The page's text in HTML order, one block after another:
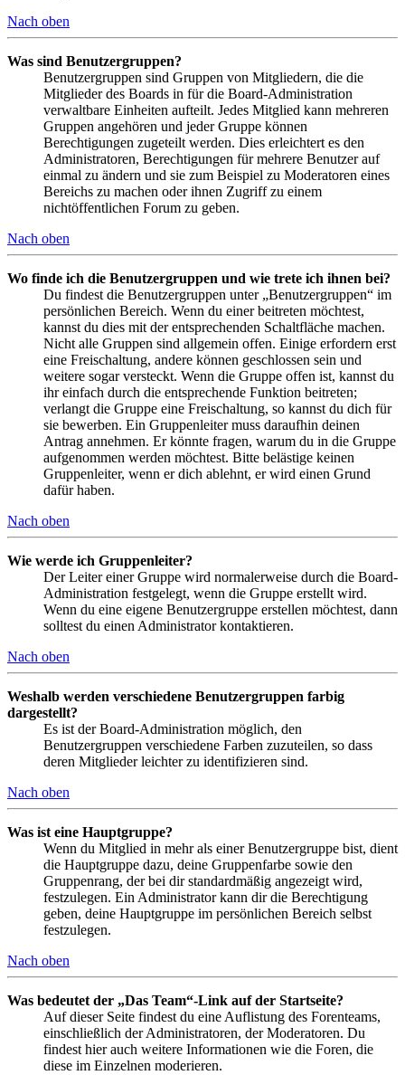
Nach oben
Was sind Benutzergruppen?
Benutzergruppen sind Gruppen von Mitgliedern, die die
Mitglieder des Boards in für die Board-Administration
verwaltbare Einheiten aufteilt. Jedes Mitglied kann mehreren
Gruppen angehören und jeder Gruppe können
Berechtigungen zugeteilt werden. Dies erleichtert es den
Administratoren, Berechtigungen für mehrere Benutzer auf
einmal zu ändern und sie zum Beispiel zu Moderatoren eines
Bereichs zu machen oder ihnen Zugriff zu einem
nichtöffentlichen Forum zu geben.
Nach oben
Wo finde ich die Benutzergruppen und wie trete ich ihnen bei?
Du findest die Benutzergruppen unter „Benutzergruppen“ im
persönlichen Bereich. Wenn du einer beitreten möchtest,
kannst du dies mit der entsprechenden Schaltfläche machen.
Nicht alle Gruppen sind allgemein offen. Einige erfordern erst
eine Freischaltung, andere können geschlossen sein und
weitere sogar versteckt. Wenn die Gruppe offen ist, kannst du
ihr einfach durch die entsprechende Funktion beitreten;
verlangt die Gruppe eine Freischaltung, so kannst du dich für
sie bewerben. Ein Gruppenleiter muss daraufhin deinen
Antrag annehmen. Er könnte fragen, warum du in die Gruppe
aufgenommen werden möchtest. Bitte belästige keinen
Gruppenleiter, wenn er dich ablehnt, er wird einen Grund
dafür haben.
Nach oben
Wie werde ich Gruppenleiter?
Der Leiter einer Gruppe wird normalerweise durch die Board-
Administration festgelegt, wenn die Gruppe erstellt wird.
Wenn du eine eigene Benutzergruppe erstellen möchtest, dann
solltest du einen Administrator kontaktieren.
Nach oben
Weshalb werden verschiedene Benutzergruppen farbig
dargestellt?
Es ist der Board-Administration möglich, den
Benutzergruppen verschiedene Farben zuzuteilen, so dass
deren Mitglieder leichter zu identifizieren sind.
Nach oben
Was ist eine Hauptgruppe?
Wenn du Mitglied in mehr als einer Benutzergruppe bist, dient
die Hauptgruppe dazu, deine Gruppenfarbe sowie den
Gruppenrang, der bei dir standardmäßig angezeigt wird,
festzulegen. Ein Administrator kann dir die Berechtigung
geben, deine Hauptgruppe im persönlichen Bereich selbst
festzulegen.
Nach oben
Was bedeutet der „Das Team“-Link auf der Startseite?
Auf dieser Seite findest du eine Auflistung des Forenteams,
einschließlich der Administratoren, der Moderatoren. Du
findest hier auch weitere Informationen wie die Foren, die
diese im Einzelnen moderieren.